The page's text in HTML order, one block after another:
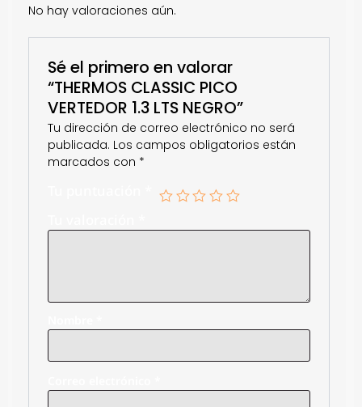
No hay valoraciones aún.
Sé el primero en valorar
“THERMOS CLASSIC PICO
VERTEDOR 1.3 LTS NEGRO”
Tu dirección de correo electrónico no será
publicada. Los campos obligatorios están
marcados con *